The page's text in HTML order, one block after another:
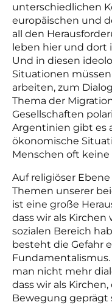
unterschiedlichen
europäischen und
all den
leben hier und dort
Und in diesen
Situationen
arbeiten, zum
Thema der
Gesellschaften
Argentinien gibt es
ökonomische
Menschen oft
Auf religiöser
Themen unserer
ist eine große
dass wir als
sozialen Bereich
besteht die Gefahr
Fundamentalismus.
man nicht mehr
dass wir als
Bewegung